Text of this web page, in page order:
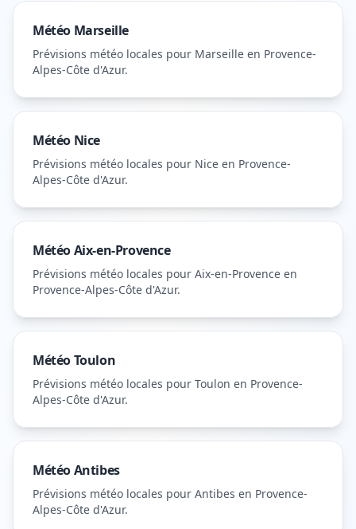
Météo Marseille
Prévisions météo locales pour Marseille en Provence-
Alpes-Côte d'Azur.
Météo Nice
Prévisions météo locales pour Nice en Provence-
Alpes-Côte d'Azur.
MétéoAix-en-Provence
Prévisions météo locales pour Aix-en-Provence en
Provence-Alpes-Côte d'Azur.
MétéoToulon
Prévisions météo locales pour Toulon en Provence-
Alpes-Côte d'Azur.
MétéoAntibes
Prévisions météo locales pour Antibes en Provence-
Alpes-Côte d'Azur.